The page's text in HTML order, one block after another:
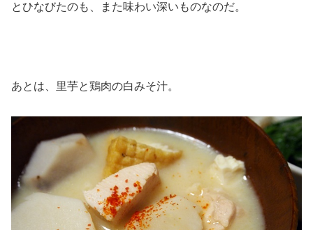
とひなびたのも、また味わい深いものなのだ。
あとは、里芋と鶏肉の白みそ汁。